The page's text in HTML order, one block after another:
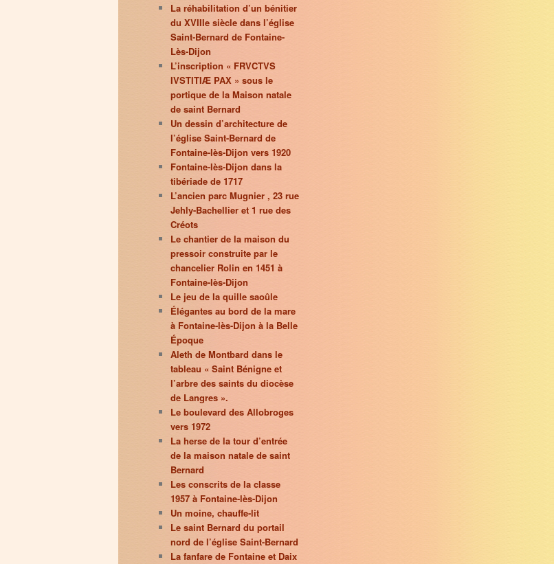
La réhabilitation d’un bénitier
du XVIIIe siècle dans l’église
Saint-Bernard de Fontaine-
Lès-Dijon
L’inscription « FRVCTVS
IVSTITIÆ PAX » sous le
portique de la Maison natale
de saint Bernard
Un dessin d’architecture de
l’église Saint-Bernard de
Fontaine-lès-Dijon vers 1920
Fontaine-lès-Dijon dans la
tibériade de 1717
L’ancien parc Mugnier , 23 rue
Jehly-Bachellier et 1 rue des
Créots
Le chantier de la maison du
pressoir construite par le
chancelier Rolin en 1451 à
Fontaine-lès-Dijon
Le jeu de la quille saoûle
Élégantes au bord de la mare
à Fontaine-lès-Dijon à la Belle
Époque
Aleth de Montbard dans le
tableau « Saint Bénigne et
l’arbre des saints du diocèse
de Langres ».
Le boulevard des Allobroges
vers 1972
La herse de la tour d’entrée
de la maison natale de saint
Bernard
Les conscrits de la classe
1957 à Fontaine-lès-Dijon
Un moine, chauffe-lit
Le saint Bernard du portail
nord de l’église Saint-Bernard
La fanfare de Fontaine et Daix